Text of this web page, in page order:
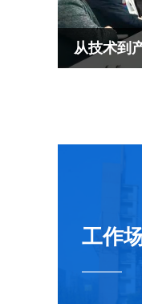
从技术到
工作